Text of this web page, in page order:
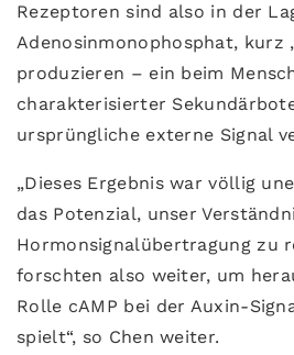
Rezeptoren sind also in der
Adenosinmonophosphat, kurz
produzieren – ein beim
charakterisierter
ursprüngliche externe Signal
„Dieses Ergebnis war völlig
das Potenzial, unser
Hormonsignalübertragung zu
forschten also weiter, um
Rolle cAMP bei der Auxin-
spielt“, so Chen weiter.